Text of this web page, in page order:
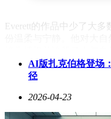
Everett的作品中少了大多
格，使得他的作品在众
的风景线。
AI版扎克伯格登场
径
2026-04-23